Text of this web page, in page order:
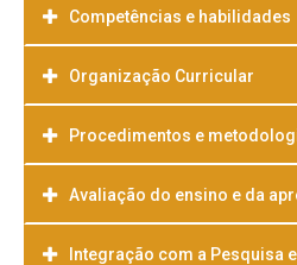
Competências e habilidades
Organização Curricular
Procedimentos e
Avaliação do ensino e da
Integração com a Pesquisa